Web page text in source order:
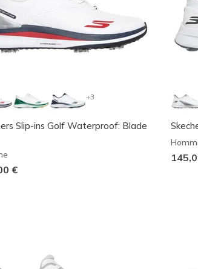
+3
Slip-ins Golf Waterproof: Blade
€